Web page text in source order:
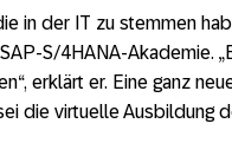
in der IT zu stemmen
S/4HANA-Akademie.
erklärt er. Eine ganz
die virtuelle Ausbildung